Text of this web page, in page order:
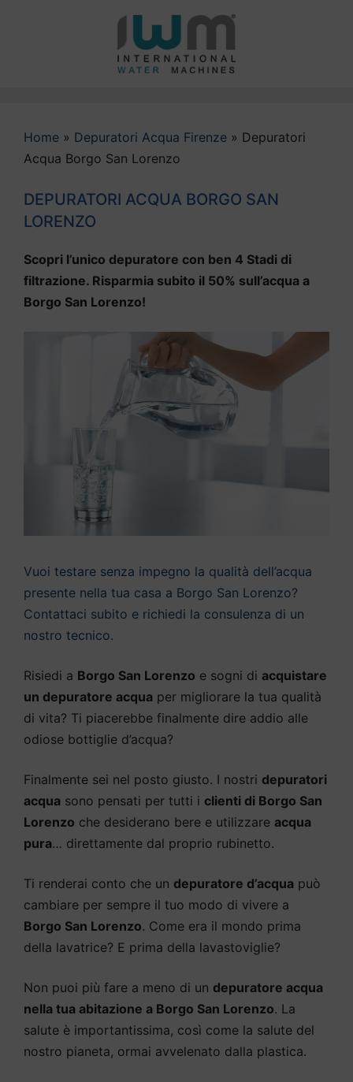
Home » Depuratori Acqua Firenze » Depuratori
Acqua Borgo San Lorenzo
DEPURATORI ACQUA BORGO SAN
LORENZO
Scopri l’unico depuratore con ben 4 Stadi di
filtrazione. Risparmia subito il 50% sull’acqua a
Borgo San Lorenzo!
Vuoi testare senza impegno la qualità dell’acqua
presente nella tua casa a Borgo San Lorenzo?
Contattaci subito e richiedi la consulenza di un
nostro tecnico.
Risiedi a Borgo San Lorenzo e sogni di acquistare
un depuratore acqua per migliorare la tua qualità
di vita? Ti piacerebbe finalmente dire addio alle
odiose bottiglie d’acqua?
Finalmente sei nel posto giusto. I nostri depuratori
acqua sono pensati per tutti i clienti di Borgo San
Lorenzo che desiderano bere e utilizzare acqua
pura… direttamente dal proprio rubinetto.
Ti renderai conto che un depuratore d’acqua può
cambiare per sempre il tuo modo di vivere a
Borgo San Lorenzo. Come era il mondo prima
della lavatrice? E prima della lavastoviglie?
Non puoi più fare a meno di un depuratore acqua
nella tua abitazione a Borgo San Lorenzo. La
salute è importantissima, così come la salute del
nostro pianeta, ormai avvelenato dalla plastica.